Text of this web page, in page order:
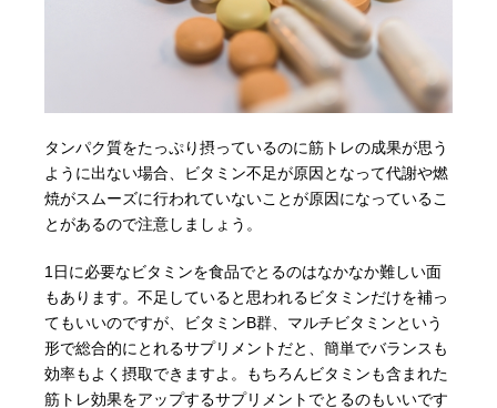
タンパク質をたっぷり摂っているのに筋トレの成果が思う
ように出ない場合、ビタミン不足が原因となって代謝や燃
焼がスムーズに行われていないことが原因になっているこ
とがあるので注意しましょう。
1日に必要なビタミンを食品でとるのはなかなか難しい面
もあります。不足していると思われるビタミンだけを補っ
てもいいのですが、ビタミンB群、マルチビタミンという
形で総合的にとれるサプリメントだと、簡単でバランスも
効率もよく摂取できますよ。もちろんビタミンも含まれた
筋トレ効果をアップするサプリメントでとるのもいいです